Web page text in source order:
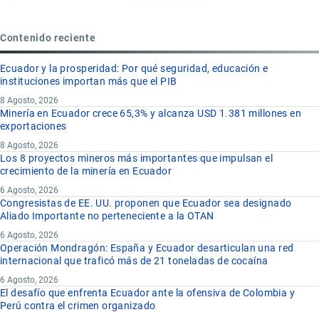
Contenido reciente
Ecuador y la prosperidad: Por qué seguridad, educación e
instituciones importan más que el PIB
8 Agosto, 2026
Minería en Ecuador crece 65,3% y alcanza USD 1.381 millones en
exportaciones
8 Agosto, 2026
Los 8 proyectos mineros más importantes que impulsan el
crecimiento de la minería en Ecuador
6 Agosto, 2026
Congresistas de EE. UU. proponen que Ecuador sea designado
Aliado Importante no perteneciente a la OTAN
6 Agosto, 2026
Operación Mondragón: España y Ecuador desarticulan una red
internacional que traficó más de 21 toneladas de cocaína
6 Agosto, 2026
El desafío que enfrenta Ecuador ante la ofensiva de Colombia y
Perú contra el crimen organizado